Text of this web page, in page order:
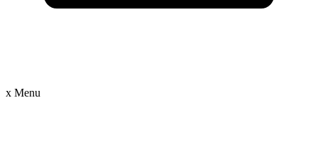
x Menu